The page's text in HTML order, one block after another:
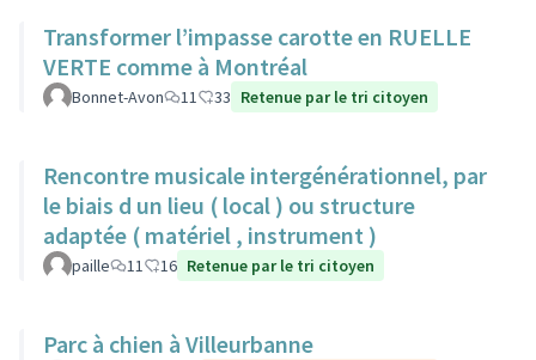
Transformer l’impasse carotte en RUELLE
VERTE comme à Montréal
Bonnet-Avon 11 33 Retenue par le tri citoyen
Rencontre musicale intergénérationnel, par
le biais d un lieu ( local ) ou structure
adaptée ( matériel , instrument )
paille 11 16 Retenue par le tri citoyen
Parc à chien à Villeurbanne